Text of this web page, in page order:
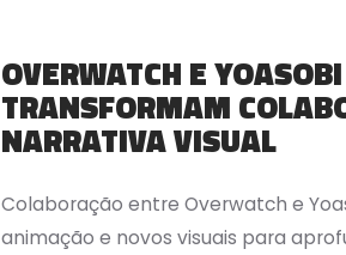
OVERWATCH E YOASOBI
TRANSFORMAM
NARRATIVA VISUAL
Colaboração entre Overwatch e
animação e novos visuais para